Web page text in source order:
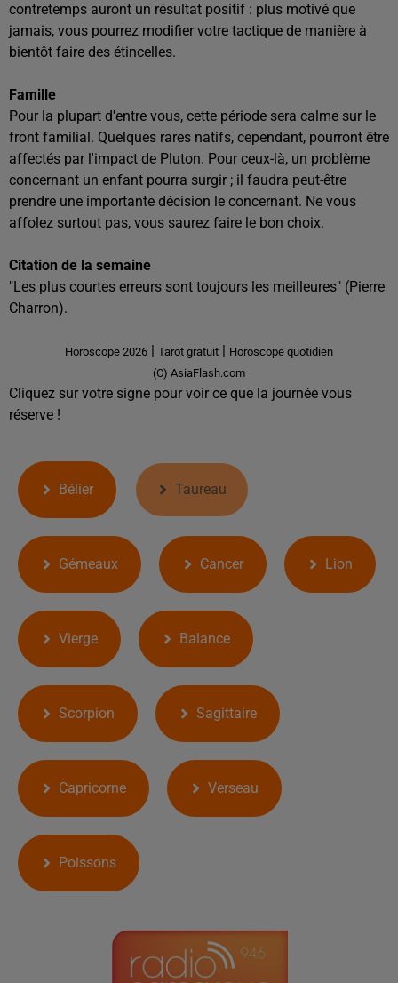
contretemps auront un résultat positif : plus motivé que
jamais, vous pourrez modifier votre tactique de manière à
bientôt faire des étincelles.
Famille
Pour la plupart d'entre vous, cette période sera calme sur le
front familial. Quelques rares natifs, cependant, pourront être
affectés par l'impact de Pluton. Pour ceux-là, un problème
concernant un enfant pourra surgir ; il faudra peut-être
prendre une importante décision le concernant. Ne vous
affolez surtout pas, vous saurez faire le bon choix.
Citation de la semaine
"Les plus courtes erreurs sont toujours les meilleures" (Pierre
Charron).
Horoscope 2026 Tarot gratuit
Horoscope quotidien
(C) AsiaFlash.com
Cliquez sur votre signe pour voir ce que la journée vous
réserve !
Bélier Taureau
Gémeaux Cancer Lion
Vierge Balance
Scorpion Sagittaire
Capricorne Verseau
Poissons